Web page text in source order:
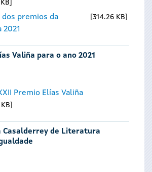
dos premios da
314.26 KB
Valiña para o ano 2021
Premio Elías Valiña
Casalderrey de Literatura